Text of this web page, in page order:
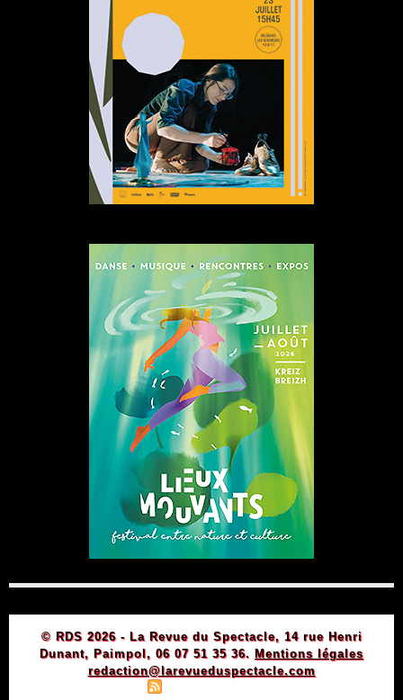
© RDS 2026 - La Revue du Spectacle, 14 rue Henri
Dunant, Paimpol, 06 07 51 35 36. Mentions légales
redaction@larevueduspectacle.com